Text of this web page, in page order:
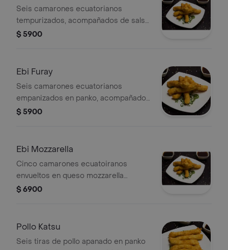
Seis camarones ecuatorianos
tempurizados, acompañados de salsa
para mojar.
$ 5900
Ebi Furay
Seis camarones ecuatorianos
empanizados en panko, acompañados
de cebollín.
$ 5900
Ebi Mozzarella
Cinco camarones ecuatoiranos
envueltos en queso mozzarella
apanados en panko.
$ 6900
Pollo Katsu
Seis tiras de pollo apanado en panko